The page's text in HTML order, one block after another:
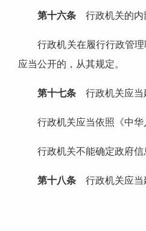
第十六条 行政机关的内
行政机关在履行行政管理
应当公开的，从其规定。
第十七条 行政机关应当
行政机关应当依照《中华
行政机关不能确定政府信
第十八条 行政机关应当